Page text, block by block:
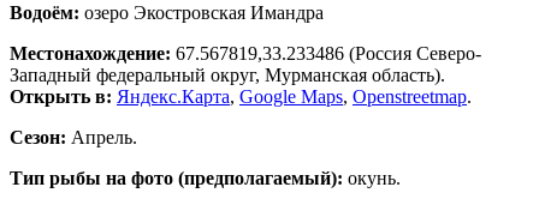
Водоём: озеро Экостровская Имандра
Местонахождение: 67.567819,33.233486 (Россия Северо-
Западный федеральный округ, Мурманская область).
Открыть в: Яндекс.Карта, Google Maps, Openstreetmap.
Сезон: Апрель.
Тип рыбы на фото (предполагаемый): окунь.